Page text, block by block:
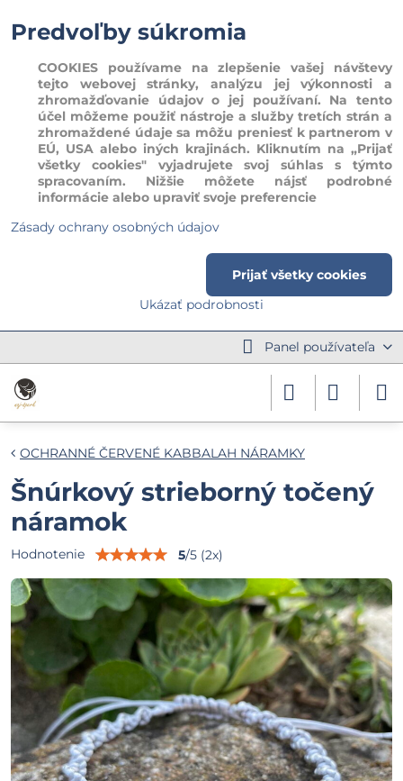
Panel používateľa
OCHRANNÉ ČERVENÉ KABBALAH NÁRAMKY
Šnúrkový strieborný točený
náramok
Hodnotenie 5/5 (2x)
Predvoľby súkromia
COOKIES používame na zlepšenie vašej návštevy
tejto webovej stránky, analýzu jej výkonnosti a
zhromažďovanie údajov o jej používaní. Na tento
účel môžeme použiť nástroje a služby tretích strán a
zhromaždené údaje sa môžu preniesť k partnerom v
EÚ, USA alebo iných krajinách. Kliknutím na „Prijať
všetky cookies" vyjadrujete svoj súhlas s týmto
spracovaním. Nižšie môžete nájsť podrobné
informácie alebo upraviť svoje preferencie
Zásady ochrany osobných údajov
Ukázať podrobnosti
Prijať všetky cookies